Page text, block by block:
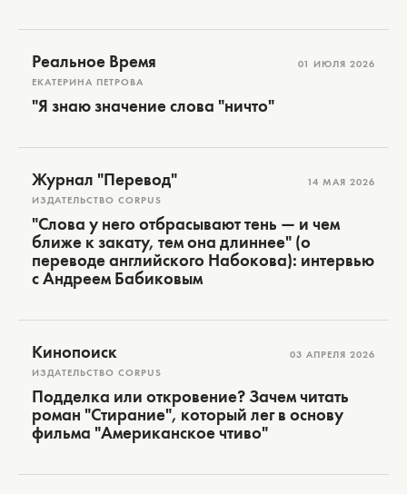
Реальное Время
ЕКАТЕРИНА ПЕТРОВА
01 ИЮЛЯ 2026
"Я знаю значение слова "ничто"
Журнал "Перевод"
ИЗДАТЕЛЬСТВО CORPUS
14 МАЯ 2026
"Слова у него отбрасывают тень — и чем
ближе к закату, тем она длиннее" (о
переводе английского Набокова): интервью
с Андреем Бабиковым
Кинопоиск
ИЗДАТЕЛЬСТВО CORPUS
03 АПРЕЛЯ 2026
Подделка или откровение? Зачем читать
роман "Стирание", который лег в основу
фильма "Американское чтиво"